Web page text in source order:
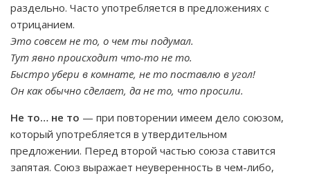
раздельно. Часто употребляется в предложениях с
отрицанием.
Это совсем не то, о чем ты подумал.
Тут явно происходит что-то не то.
Быстро убери в комнате, не то поставлю в угол!
Он как обычно сделает, да не то, что просили.
Не то… не то — при повторении имеем дело союзом,
который употребляется в утвердительном
предложении. Перед второй частью союза ставится
запятая. Союз выражает неуверенность в чем-либо,